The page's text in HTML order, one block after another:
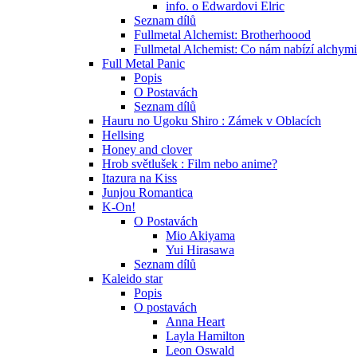
info. o Edwardovi Elric
Seznam dílů
Fullmetal Alchemist: Brotherhoood
Fullmetal Alchemist: Co nám nabízí
Full Metal Panic
Popis
O Postavách
Seznam dílů
Hauru no Ugoku Shiro : Zámek v Oblacích
Hellsing
Honey and clover
Hrob světlušek : Film nebo anime?
Itazura na Kiss
Junjou Romantica
K-On!
O Postavách
Mio Akiyama
Yui Hirasawa
Seznam dílů
Kaleido star
Popis
O postavách
Anna Heart
Layla Hamilton
Leon Oswald